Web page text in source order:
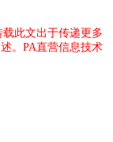
此文出于传递更多
。PA直营信息技术